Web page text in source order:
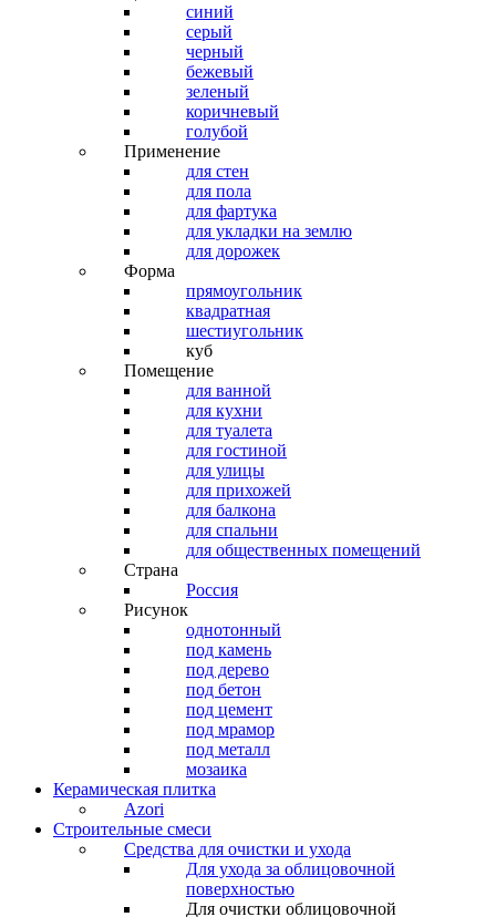
синий
серый
черный
бежевый
зеленый
коричневый
голубой
Применение
для стен
для пола
для фартука
для укладки на землю
для дорожек
Форма
прямоугольник
квадратная
шестиугольник
куб
Помещение
для ванной
для кухни
для туалета
для гостиной
для улицы
для прихожей
для балкона
для спальни
для общественных помещений
Страна
Россия
Рисунок
однотонный
под камень
под дерево
под бетон
под цемент
под мрамор
под металл
мозаика
Керамическая плитка
Azori
Строительные смеси
Средства для очистки и ухода
Для ухода за облицовочной
поверхностью
Для очистки облицовочной